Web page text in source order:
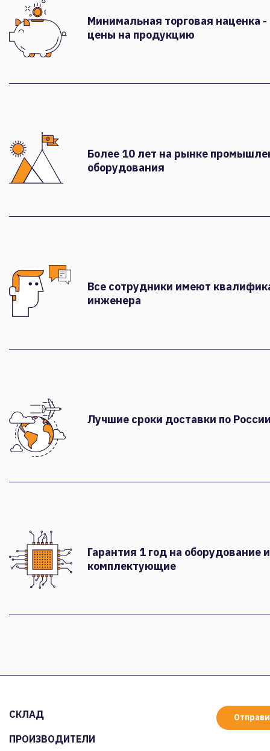
Минимальная торговая наценка
цены на продукцию
Более 10 лет на рынке
оборудования
Все сотрудники имеют
инженера
Лучшие сроки доставки по
Гарантия 1 год на оборудование и
комплектующие
СКЛАД
ПРОИЗВОДИТЕЛИ